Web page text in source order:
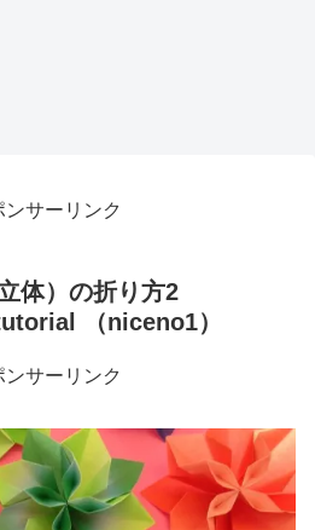
ンサーリンク
体）の折り方2
（niceno1）
ンサーリンク